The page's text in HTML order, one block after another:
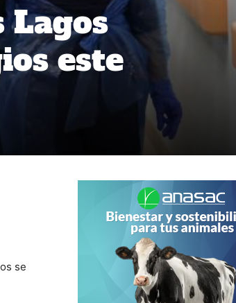
Lagos
este
se